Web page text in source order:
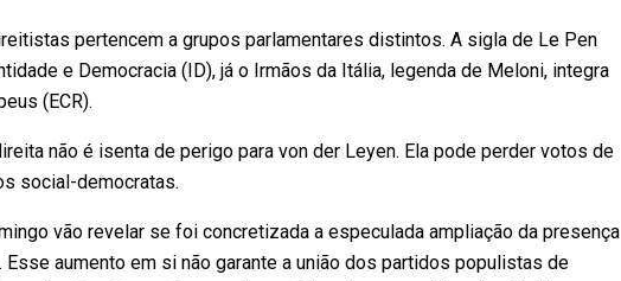
pertencem a grupos parlamentares distintos. A sigla de Le Pen
e Democracia (ID), já o Irmãos da Itália, legenda de Meloni, integra
(ECR).
não é isenta de perigo para von der Leyen. Ela pode perder votos de
social-democratas.
vão revelar se foi concretizada a especulada ampliação da presença
Esse aumento em si não garante a união dos partidos populistas de